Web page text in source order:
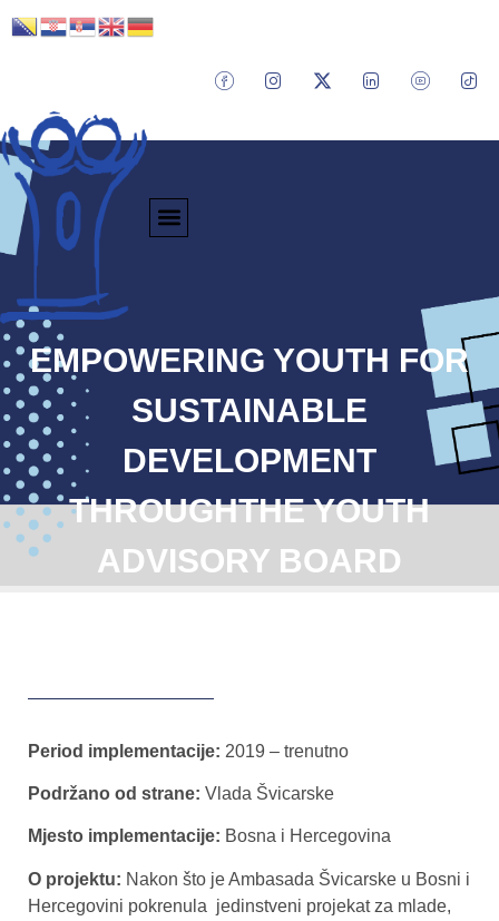
EMPOWERING YOUTH FOR
SUSTAINABLE
DEVELOPMENT
THROUGHTHE YOUTH
ADVISORY BOARD
Period implementacije: 2019 – trenutno
Podržano od strane: Vlada Švicarske
Mjesto implementacije: Bosna i Hercegovina
O projektu: Nakon što je Ambasada Švicarske u Bosni i
Hercegovini pokrenula jedinstveni projekat za mlade,